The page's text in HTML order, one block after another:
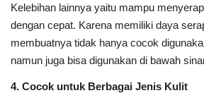
Kelebihan lainnya yaitu mampu
dengan cepat. Karena memiliki daya
membuatnya tidak hanya cocok
namun juga bisa digunakan di bawah
4. Cocok untuk Berbagai Jenis Kulit